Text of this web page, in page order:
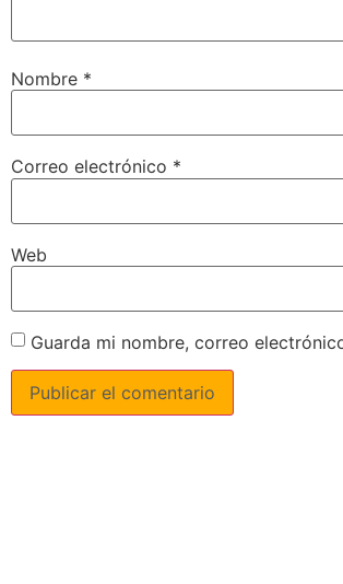
Nombre *
Correo electrónico *
Web
Guarda mi nombre, correo